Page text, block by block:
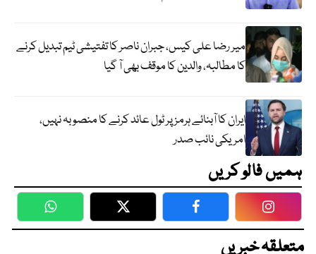
میر رضا علی کیس، جبران ناصر کا تفتیشی ٹیم تبدیل کرنے
کا مطالبہ، والدین کا موقف بھی آ گیا
ایران کا آبنائے ہرمز پر ٹول عائد کرنے کا منصوبہ نہیں،
امریکی نائب صدر
ہمیں فالو کریں
WhatsApp Twitter Facebook
متعلقہ خبریں